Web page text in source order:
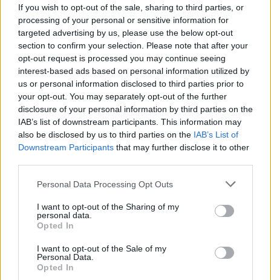
If you wish to opt-out of the sale, sharing to third parties, or
processing of your personal or sensitive information for
targeted advertising by us, please use the below opt-out
section to confirm your selection. Please note that after your
opt-out request is processed you may continue seeing
interest-based ads based on personal information utilized by
us or personal information disclosed to third parties prior to
your opt-out. You may separately opt-out of the further
disclosure of your personal information by third parties on the
IAB’s list of downstream participants. This information may
also be disclosed by us to third parties on the IAB’s List of
Downstream Participants that may further disclose it to other
Personal Data Processing Opt Outs
I want to opt-out of the Sharing of my
personal data.
Opted In
I want to opt-out of the Sale of my
Personal Data.
Opted In
Warren Buffett Non dimenticare
la regola numero 1 Il guru di
Obama ha costruito una fortuna
sui mercati azionari di tutto il
mondo.
16/05/2010
21/03/2010
Aveva costruito artigianalmente
un carretto con ruote di
bicicletta.